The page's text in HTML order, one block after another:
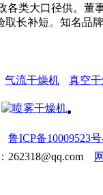
类大口径供。董
长补短。知名品
气流干燥机 真空
鲁ICP备10009523号
262318@qq.com